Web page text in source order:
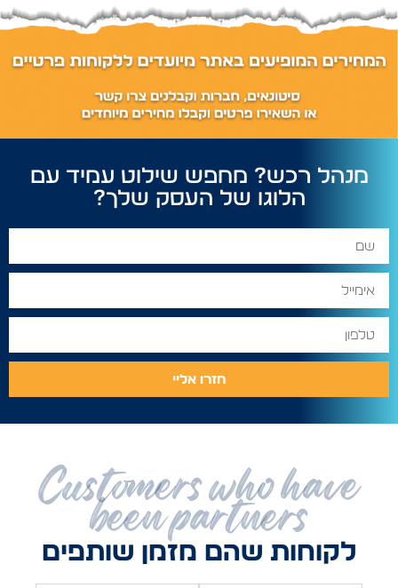
מנהל רכש? מחפש שילוט עמיד עם
הלוגו של העסק שלך?
חזרו אליי
Customers who have
been partners
לקוחות שהם מזמן שותפים